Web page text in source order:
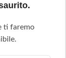
ti faremo